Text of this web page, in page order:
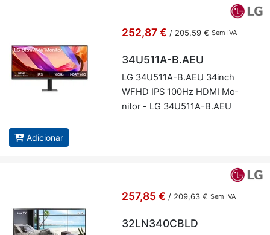
252,87 € / 205,59 € Sem IVA
34U511A-B.AEU
LG 34U511A-B.AEU 34inch
WFHD IPS 100Hz HDMI Mo­
nitor - LG 34U511A-B.AEU
Adicionar
257,85 € / 209,63 € Sem IVA
32LN340CBLD